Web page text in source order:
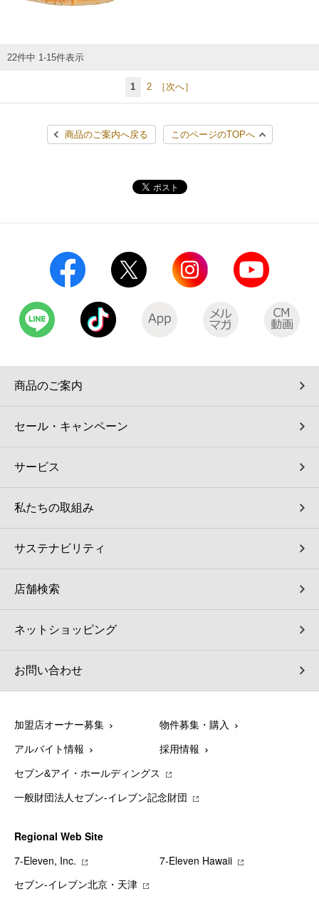
22件中 1-15件表示
1 2 ［次へ］
商品のご案内へ戻る このページのTOPへ
商品のご案内
セール・キャンペーン
サービス
私たちの取組み
サステナビリティ
店舗検索
ネットショッピング
お問い合わせ
加盟店オーナー募集 物件募集・購入
アルバイト情報 採用情報
セブン&アイ・ホールディングス
一般財団法人セブン-イレブン記念財団
Regional Web Site
7‐Eleven, Inc.
7‐Eleven Hawaii
セブン‐イレブン北京・天津